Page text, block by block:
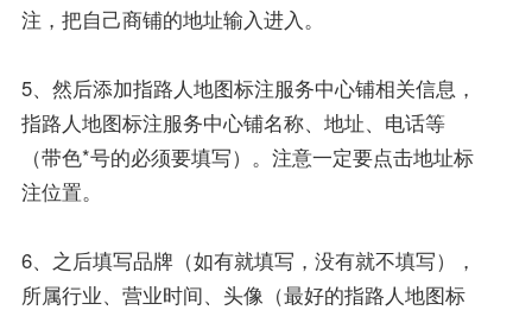
注，把自己商铺的地址输入进入。
5、然后添加指路人地图标注服务中心铺相关信息，
指路人地图标注服务中心铺名称、地址、电话等
（带色*号的必须要填写）。注意一定要点击地址标
注位置。
6、之后填写品牌（如有就填写，没有就不填写），
所属行业、营业时间、头像（最好的指路人地图标